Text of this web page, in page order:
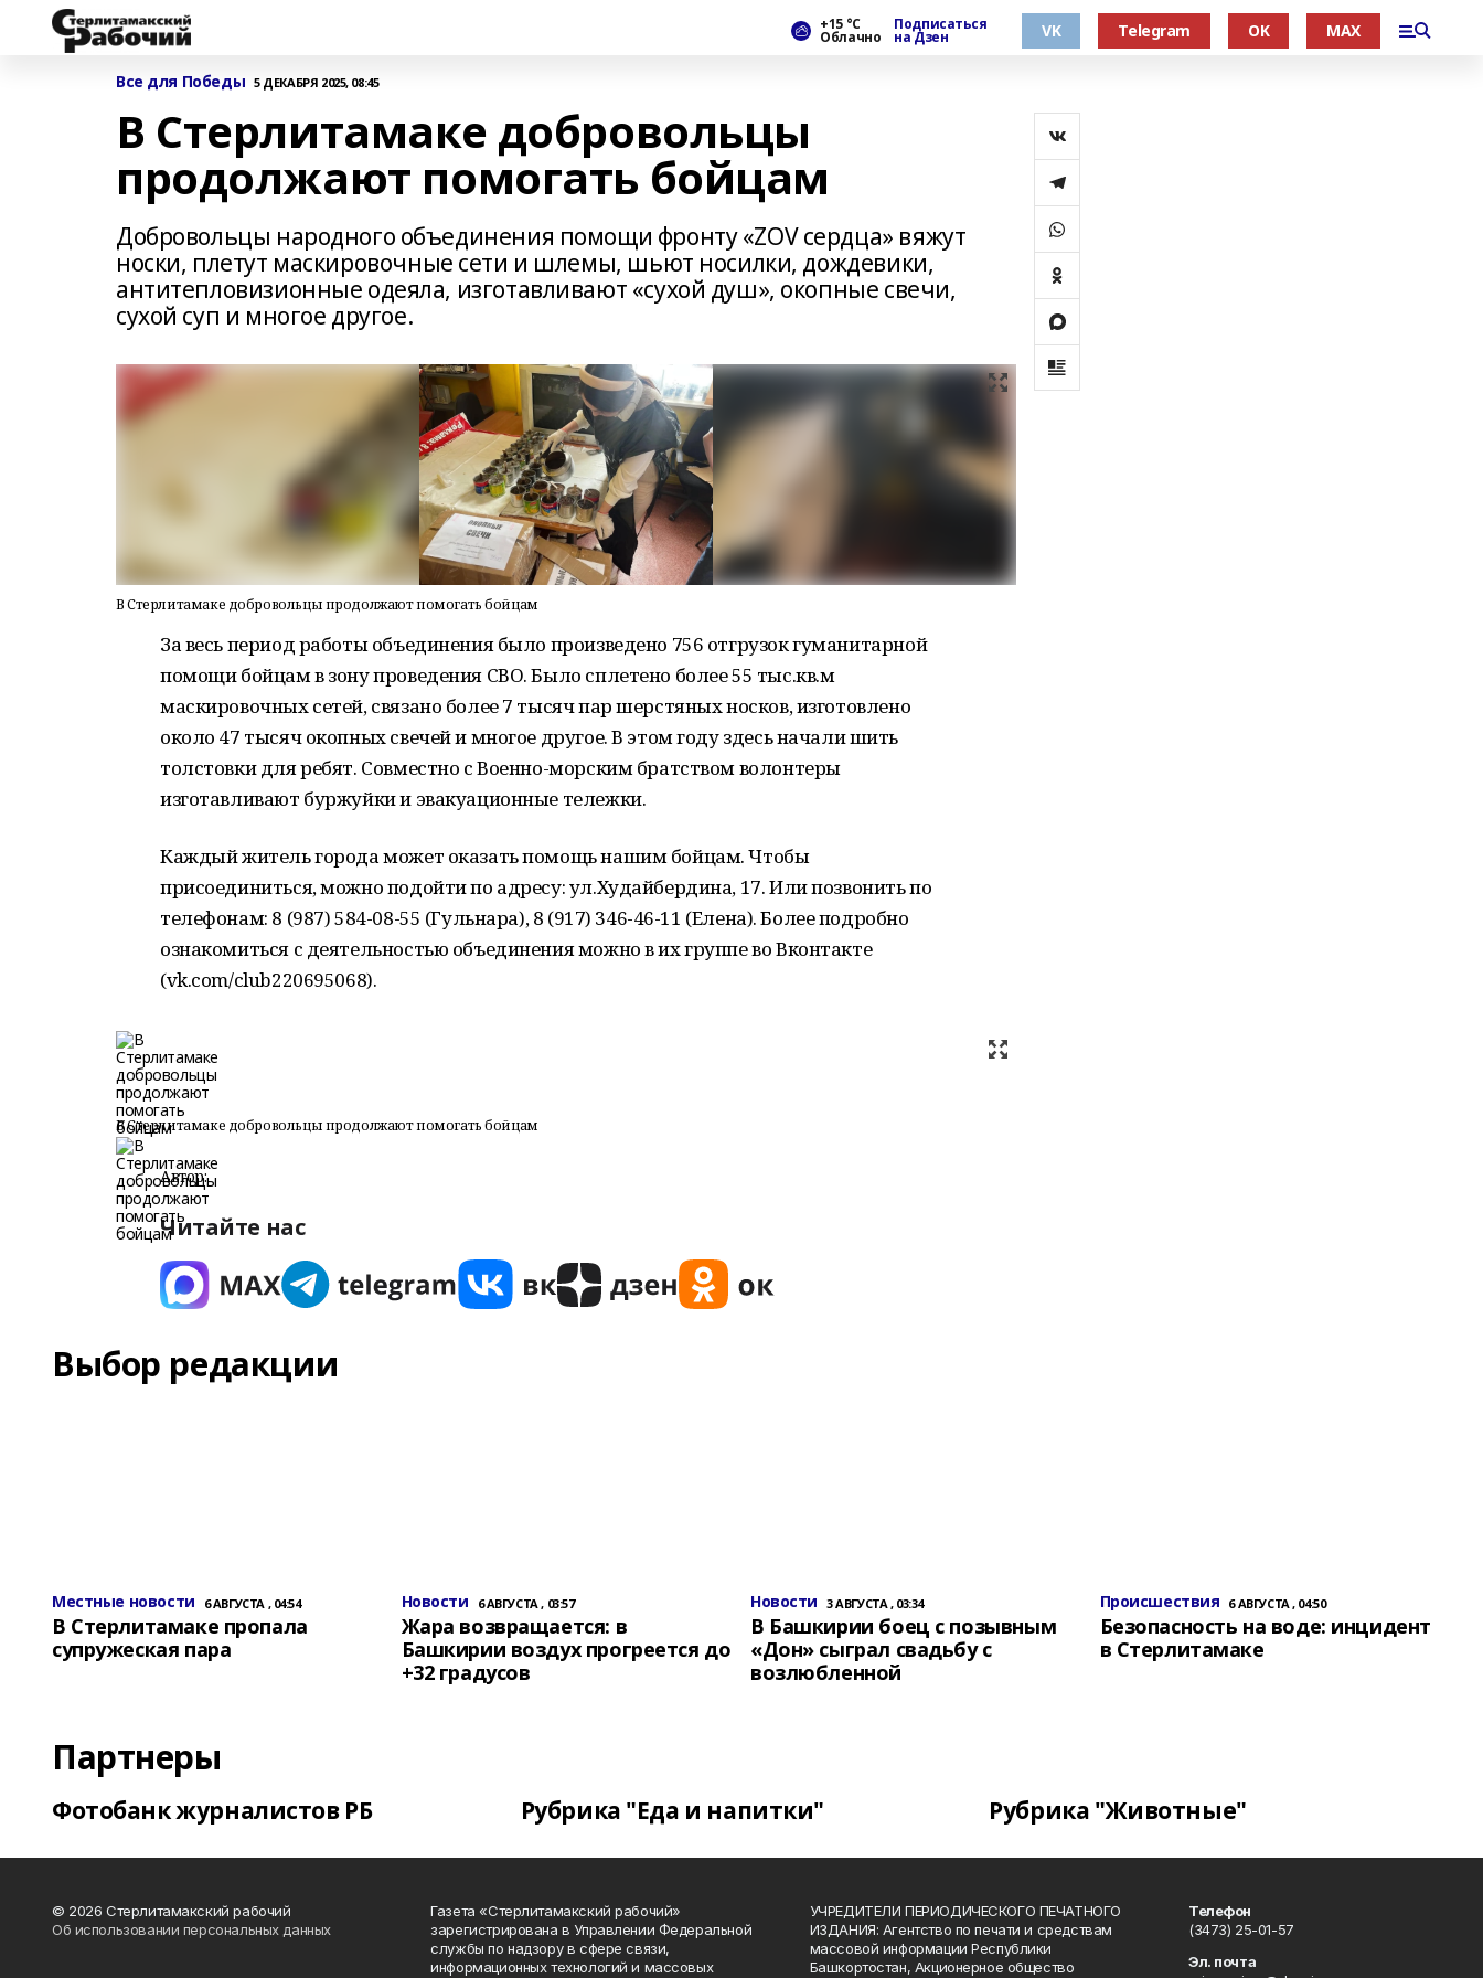
+15 °С
Облачно
Подписаться
на Дзен VK Telegram OK MAX
Все для Победы 5 ДЕКАБРЯ 2025, 08:45
В Стерлитамаке добровольцы
продолжают помогать бойцам
Добровольцы народного объединения помощи фронту «ZOV сердца» вяжут
носки, плетут маскировочные сети и шлемы, шьют носилки, дождевики,
антитепловизионные одеяла, изготавливают «сухой душ», окопные свечи,
сухой суп и многое другое.
В Стерлитамаке добровольцы продолжают помогать бойцам
За весь период работы объединения было произведено 756 отгрузок гуманитарной
помощи бойцам в зону проведения СВО. Было сплетено более 55 тыс.кв.м
маскировочных сетей, связано более 7 тысяч пар шерстяных носков, изготовлено
около 47 тысяч окопных свечей и многое другое. В этом году здесь начали шить
толстовки для ребят. Совместно с Военно-морским братством волонтеры
изготавливают буржуйки и эвакуационные тележки.
Каждый житель города может оказать помощь нашим бойцам. Чтобы
присоединиться, можно подойти по адресу: ул.Худайбердина, 17. Или позвонить по
телефонам: 8 (987) 584-08-55 (Гульнара), 8 (917) 346-46-11 (Елена). Более подробно
ознакомиться с деятельностью объединения можно в их группе во Вконтакте
(vk.com/club220695068).
В Стерлитамаке добровольцы продолжают помогать бойцам
Автор:
Читайте нас
Выбор редакции
Местные новости 6 АВГУСТА , 04:54
В Стерлитамаке пропала
супружеская пара
Новости 6 АВГУСТА , 03:57
Жара возвращается: в
Башкирии воздух прогреется до
+32 градусов
Новости 3 АВГУСТА , 03:34
В Башкирии боец с позывным
«Дон» сыграл свадьбу с
возлюбленной
Происшествия 6 АВГУСТА , 04:50
Безопасность на воде: инцидент
в Стерлитамаке
Партнеры
Фотобанк журналистов РБ Рубрика "Еда и напитки" Рубрика "Животные"
© 2026 Стерлитамакский рабочий
Об использовании персональных данных
Газета «Стерлитамакский рабочий»
зарегистрирована в Управлении Федеральной
службы по надзору в сфере связи,
информационных технологий и массовых
УЧРЕДИТЕЛИ ПЕРИОДИЧЕСКОГО ПЕЧАТНОГО
ИЗДАНИЯ: Агентство по печати и средствам
массовой информации Республики
Башкортостан, Акционерное общество
Телефон
(3473) 25-01-57
Эл. почта